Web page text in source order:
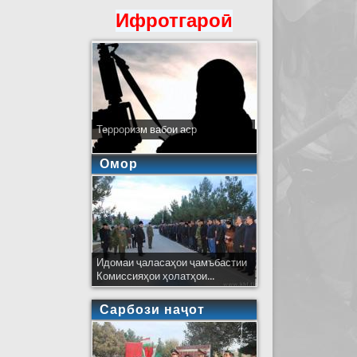
Ифротгароӣ
Терроризм вабои аср
Омор
Идомаи ҷаласаҳои ҷамъбастии
Комиссияҳои ҳолатҳои...
Сарбози наҷот